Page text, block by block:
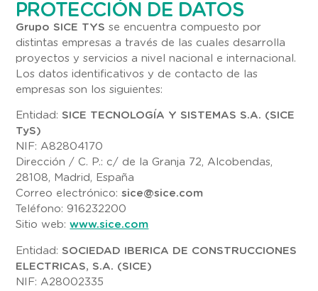
PROTECCIÓN DE DATOS
Grupo SICE TYSse encuentra compuesto por
distintas empresas a través de las cuales desarrolla
proyectos y servicios a nivel nacional e internacional.
Los datos identificativos y de contacto de las
empresas son los siguientes:
Entidad: SICE TECNOLOGÍA Y SISTEMAS S.A. (SICE
TyS)
NIF: A82804170
Dirección / C. P.: c/ de la Granja 72, Alcobendas,
28108, Madrid, España
Correo electrónico:sice@sice.com
Teléfono: 916232200
Sitio web: www.sice.com
Entidad: SOCIEDAD IBERICA DE CONSTRUCCIONES
ELECTRICAS, S.A. (SICE)
NIF: A28002335